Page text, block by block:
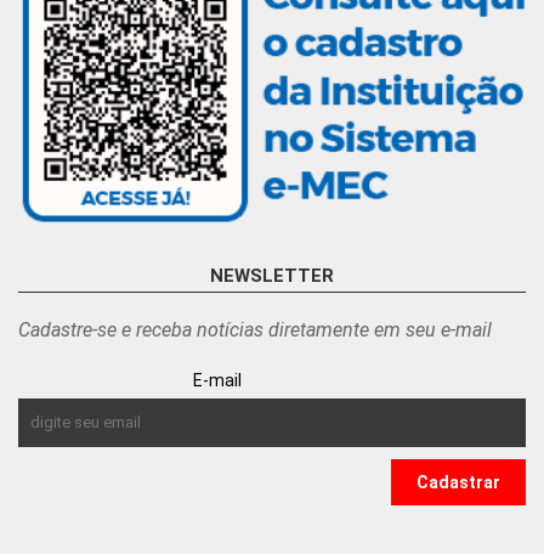
NEWSLETTER
Cadastre-se e receba notícias diretamente em seu e-mail
E-mail